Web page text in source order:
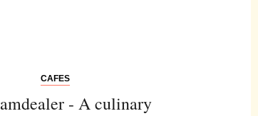
CAFES
- A culinary